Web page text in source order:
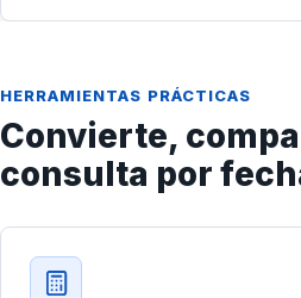
HERRAMIENTAS PRÁCTICAS
Convierte,
consulta por